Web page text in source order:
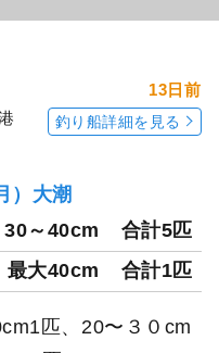
13日前
釣り船詳細を見る
）大潮
30～40cm 合計5匹
最大40cm 合計1匹
匹、20〜３０cm